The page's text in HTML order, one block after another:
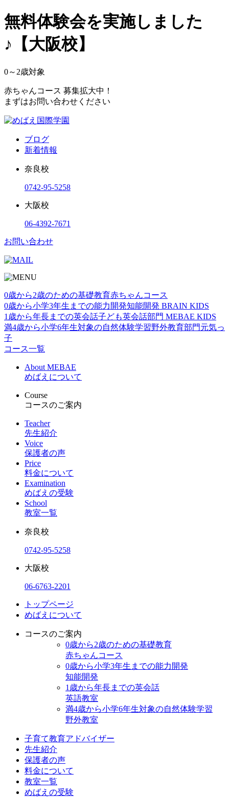
無料体験会を実施しました
♪【大阪校】
0～2歳対象
赤ちゃんコース 募集拡大中！
まずはお問い合わせください
ブログ
新着情報
奈良校
0742-95-5258
大阪校
06-4392-7671
お問い合わせ
0歳から2歳のための基礎教育赤ちゃんコース
0歳から小学3年生までの能力開発知能開発 BRAIN KIDS
1歳から年⻑までの英会話子ども英会話部門 MEBAE KIDS
満4歳から小学6年生対象の自然体験学習野外教育部門元気っ
子
コース一覧
About MEBAE
めばえについて
Course
コースのご案内
Teacher
先生紹介
Voice
保護者の声
Price
料金について
Examination
めばえの受験
School
教室一覧
奈良校
0742-95-5258
大阪校
06-6763-2201
トップページ
めばえについて
コースのご案内
0歳から2歳のための基礎教育
赤ちゃんコース
0歳から小学3年生までの能力開発
知能開発
1歳から年⻑までの英会話
英語教室
満4歳から小学6年生対象の自然体験学習
野外教室
子育て教育アドバイザー
先生紹介
保護者の声
料金について
教室一覧
めばえの受験